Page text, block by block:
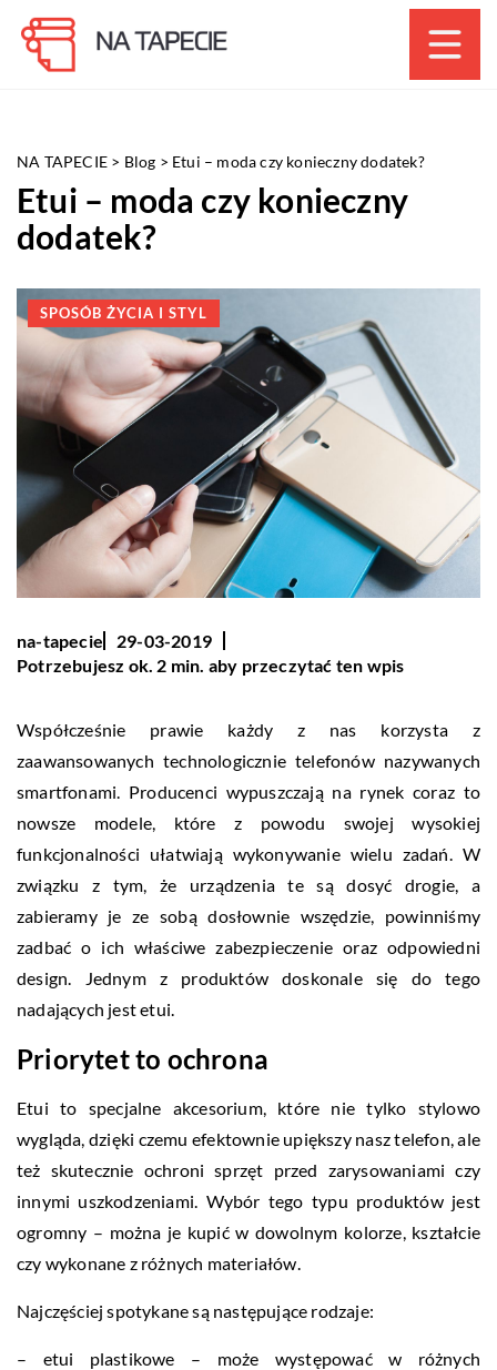
NA TAPECIE > Blog > Etui – moda czy konieczny dodatek?
Etui – moda czy konieczny
dodatek?
SPOSÓB ŻYCIA I STYL
na-tapecie
29-03-2019
Potrzebujesz ok. 2 min. aby przeczytać ten wpis
Współcześnie prawie każdy z nas korzysta z
zaawansowanych technologicznie telefonów nazywanych
smartfonami. Producenci wypuszczają na rynek coraz to
nowsze modele, które z powodu swojej wysokiej
funkcjonalności ułatwiają wykonywanie wielu zadań. W
związku z tym, że urządzenia te są dosyć drogie, a
zabieramy je ze sobą dosłownie wszędzie, powinniśmy
zadbać o ich właściwe zabezpieczenie oraz odpowiedni
design. Jednym z produktów doskonale się do tego
nadających jest etui.
Priorytet to ochrona
Etui to specjalne akcesorium, które nie tylko stylowo
wygląda, dzięki czemu efektownie upiększy nasz telefon, ale
też skutecznie ochroni sprzęt przed zarysowaniami czy
innymi uszkodzeniami. Wybór tego typu produktów jest
ogromny – można je kupić w dowolnym kolorze, kształcie
czy wykonane z różnych materiałów.
Najczęściej spotykane są następujące rodzaje:
– etui plastikowe – może występować w różnych